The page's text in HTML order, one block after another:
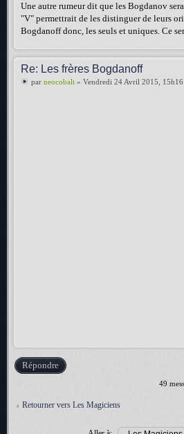
Une autre rumeur dit que les Bogdanov
"V" permettrait de les distinguer de leurs
Bogdanoff donc, les seuls et uniques. Ce
Re: Les frères Bogdanoff
par neocobalt » Vendredi 24 Avril 2015, 15h16
Répondre
49
Retourner vers Les Magiciens